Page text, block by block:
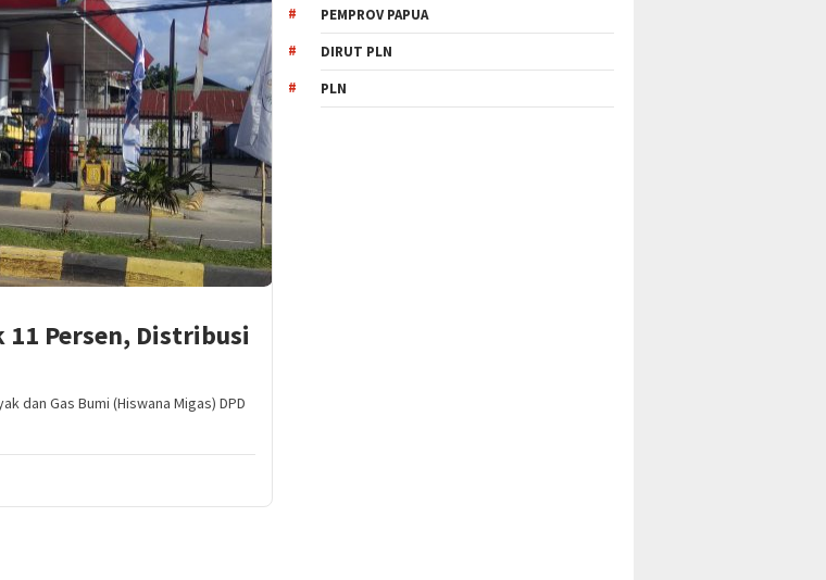
11 Persen, Distribusi
dan Gas Bumi (Hiswana Migas) DPD
PEMPROV PAPUA
DIRUT PLN
PLN